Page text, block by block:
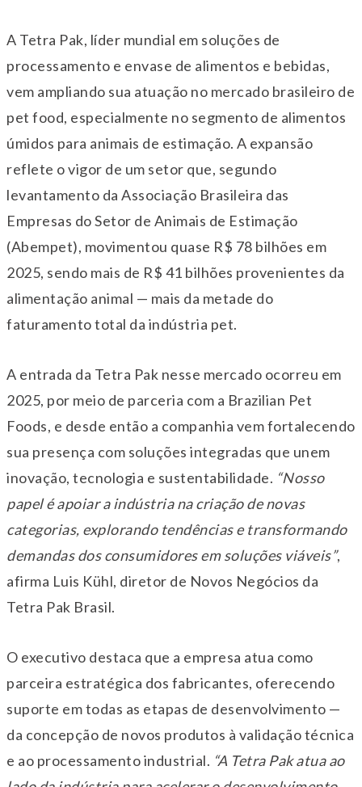
A Tetra Pak, líder mundial em soluções de
processamento e envase de alimentos e bebidas,
vem ampliando sua atuação no mercado brasileiro de
pet food, especialmente no segmento de alimentos
úmidos para animais de estimação. A expansão
reflete o vigor de um setor que, segundo
levantamento da Associação Brasileira das
Empresas do Setor de Animais de Estimação
(Abempet), movimentou quase R$ 78 bilhões em
2025, sendo mais de R$ 41 bilhões provenientes da
alimentação animal — mais da metade do
faturamento total da indústria pet.
A entrada da Tetra Pak nesse mercado ocorreu em
2025, por meio de parceria com a Brazilian Pet
Foods, e desde então a companhia vem fortalecendo
sua presença com soluções integradas que unem
inovação, tecnologia e sustentabilidade. “Nosso
papel é apoiar a indústria na criação de novas
categorias, explorando tendências e transformando
demandas dos consumidores em soluções viáveis”,
afirma Luis Kühl, diretor de Novos Negócios da
Tetra Pak Brasil.
O executivo destaca que a empresa atua como
parceira estratégica dos fabricantes, oferecendo
suporte em todas as etapas de desenvolvimento —
da concepção de novos produtos à validação técnica
e ao processamento industrial. “A Tetra Pak atua ao